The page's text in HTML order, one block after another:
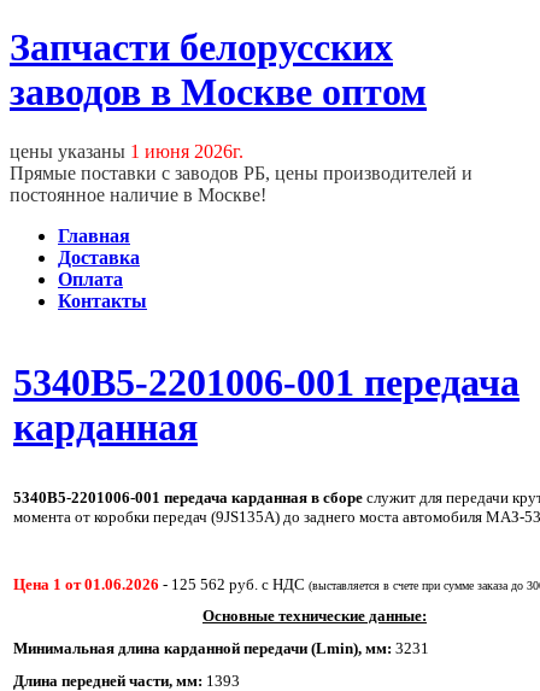
Запчасти белорусских
заводов в Москве оптом
цены указаны 1 июня 2026г.
Прямые поставки с заводов РБ, цены производителей и
постоянное наличие в Москве!
Главная
Доставка
Оплата
Контакты
5340B5-2201006-001 передача
карданная
5340В5-2201006-001 передача карданная в сборе служит для передачи
момента от коробки передач (9JS135A) до заднего моста автомобиля МАЗ-
Цена 1 от 01.06.2026 - 125 562 руб. с НДС (выставляется в счете при сумме заказа до
Основные технические данные:
Минимальная длина карданной передачи (Lmin), мм: 3231
Длина передней части, мм: 1393